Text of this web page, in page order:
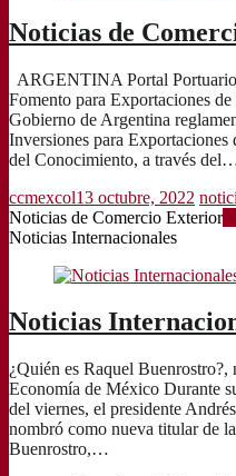
Noticias de
ARGENTINA Portal
Fomento para Exportaciones
Gobierno de Argentina
Inversiones para
del Conocimiento, a través
ccmexcol13 octubre, 2022
Noticias de Comercio Exterior
Noticias Internacionales
Noticias
¿Quién es Raquel
Economía de México Durante
del viernes, el presidente
nombró como nueva titular de
Buenrostro,…